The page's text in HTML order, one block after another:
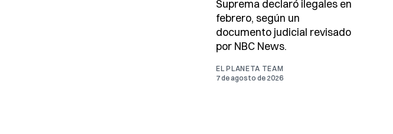
Suprema declaró ilegales en
febrero, según un
documento judicial revisado
por NBC News.
EL PLANETA TEAM
7 de agosto de 2026